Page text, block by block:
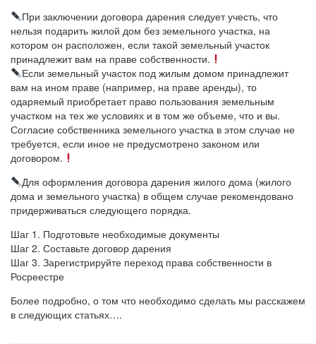
При заключении договора дарения следует учесть, что
нельзя подарить жилой дом без земельного участка, на
котором он расположен, если такой земельный участок
принадлежит вам на праве собственности.
Если земельный участок под жилым домом принадлежит
вам на ином праве (например, на праве аренды), то
одаряемый приобретает право пользования земельным
участком на тех же условиях и в том же объеме, что и вы.
Согласие собственника земельного участка в этом случае не
требуется, если иное не предусмотрено законом или
договором.
Для оформления договора дарения жилого дома (жилого
дома и земельного участка) в общем случае рекомендовано
придерживаться следующего порядка.
Шаг 1. Подготовьте необходимые документы
Шаг 2. Составьте договор дарения
Шаг 3. Зарегистрируйте переход права собственности в
Росреестре
Более подробно, о том что необходимо сделать мы расскажем
в следующих статьях….